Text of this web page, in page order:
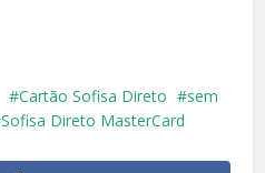
Cartão Sofisa Direto
sem
Sofisa Direto MasterCard